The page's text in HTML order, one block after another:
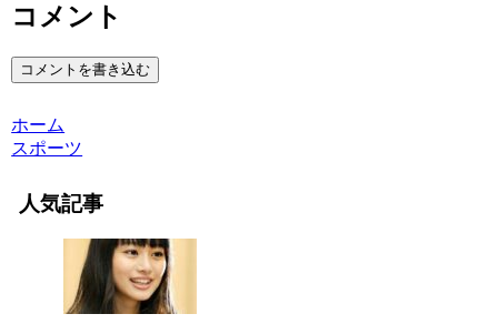
コメント
コメントを書き込む
ホーム
スポーツ
人気記事